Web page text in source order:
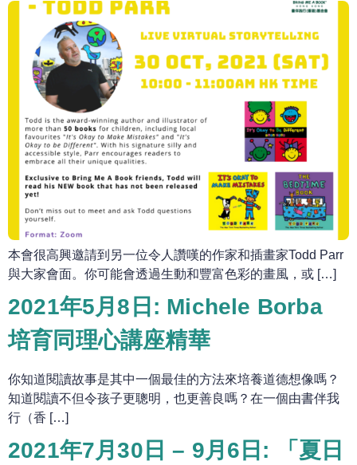
本會很高興邀請到另一位令人讚嘆的作家和插畫家Todd Parr
與大家會面。你可能會透過生動和豐富色彩的畫風，或 […]
2021年5月8日: Michele Borba
培育同理心講座精華
你知道閱讀故事是其中一個最佳的方法來培養道德想像嗎？
知道閱讀不但令孩子更聰明，也更善良嗎？在一個由書伴我
行（香 […]
2021年7月30日 – 9月6日: 「夏日